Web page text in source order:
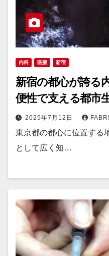
内科 医療 新宿
新宿の都心が誇る
便性で支える都市
2025年7月12日
東京都の都心に位置する
として広く知…